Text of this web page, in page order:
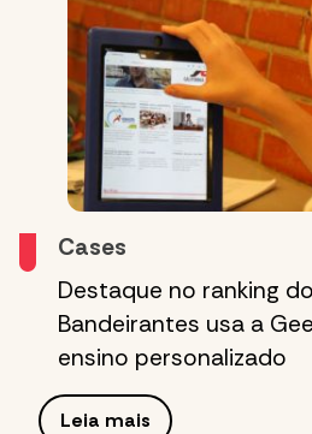
Cases
Destaque no ranking
Bandeirantes usa a
ensino personalizado
Leia mais